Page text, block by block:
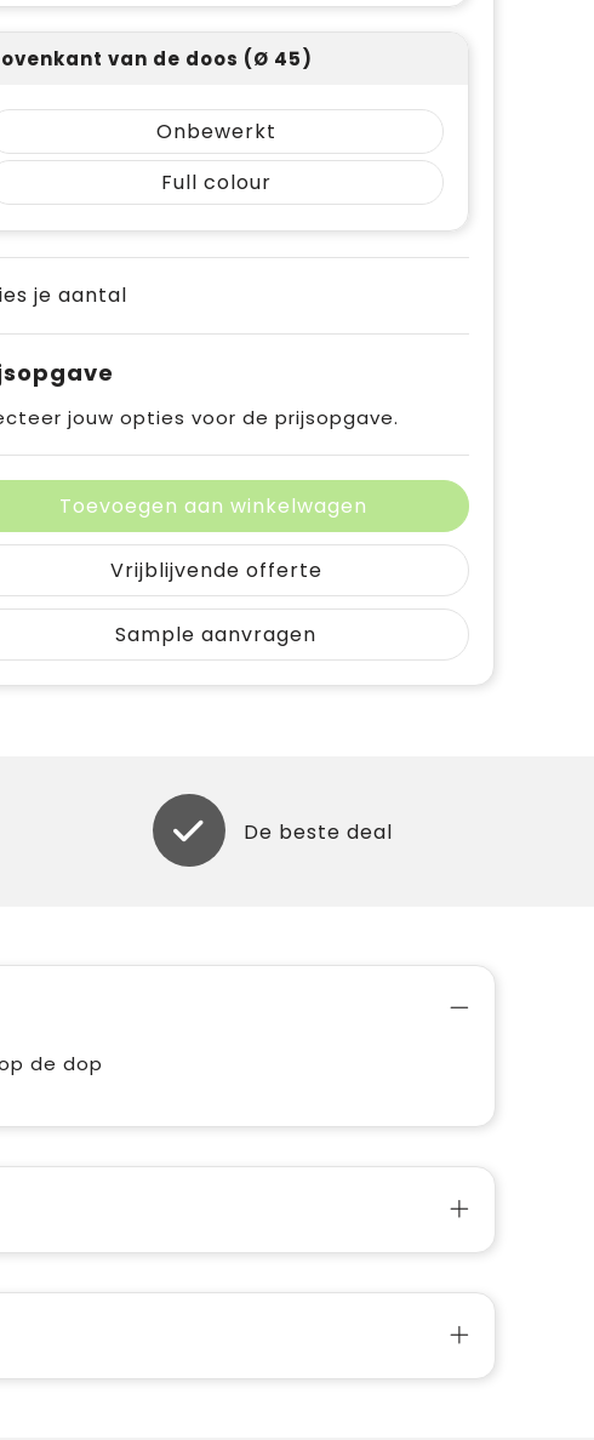
van de doos (Ø 45)
Onbewerkt
Full colour
je aantal
jouw opties voor de prijsopgave.
Toevoegen aan winkelwagen
Vrijblijvende offerte
Sample aanvragen
De beste deal
de dop